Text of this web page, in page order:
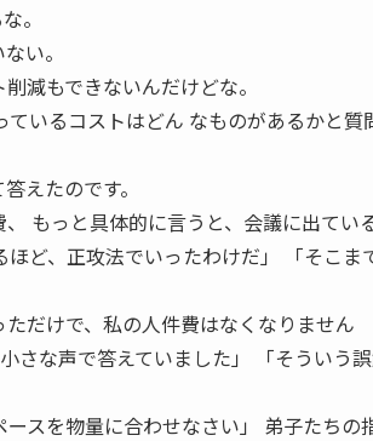
。
い。
減もできないんだけどな。
いるコストはどん なものがあるかと質
えたのです。
もっと具体的に言うと、会議に出てい
ど、正攻法でいったわけだ」 「そこま
だけで、私の人件費はなくなりません
さな声で答えていました」 「そういう
スを物量に合わせなさい」 弟子たちの